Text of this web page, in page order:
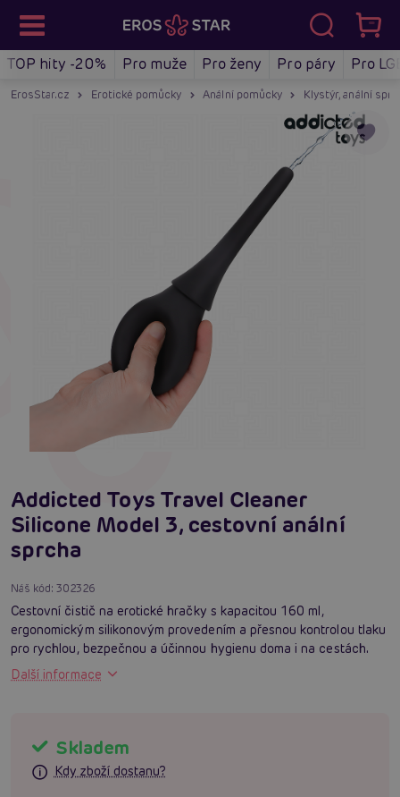
TOP hity -20% Pro muže Pro ženy Pro páry Pro
ErosStar.cz Erotické pomůcky Anální pomůcky Klystýr, anální
Addicted Toys Travel Cleaner
Silicone Model 3, cestovní anální
sprcha
Náš kód:302326
Cestovní čistič na erotické hračky s kapacitou 160 ml,
ergonomickým silikonovým provedením a přesnou kontrolou tlaku
pro rychlou, bezpečnou a účinnou hygienu doma i na cestách.
Další informace
Skladem
Kdy zboží dostanu?